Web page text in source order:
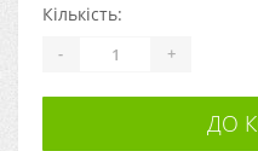
Кількість:
- +
ДО